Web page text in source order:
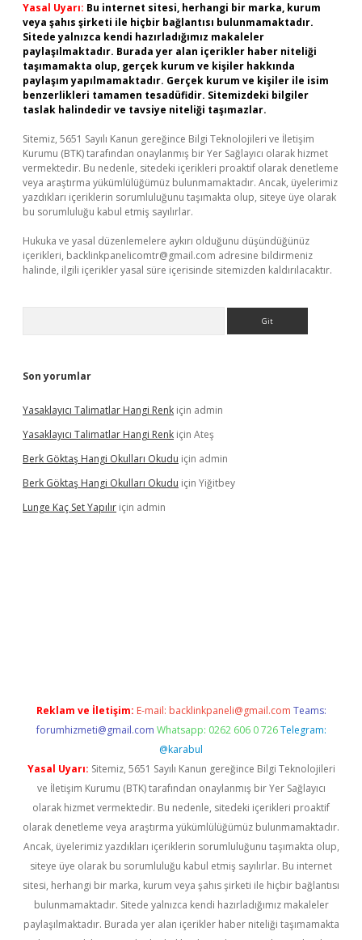
Yasal Uyarı: Bu internet sitesi, herhangi bir marka, kurum
veya şahıs şirketi ile hiçbir bağlantısı bulunmamaktadır.
Sitede yalnızca kendi hazırladığımız makaleler
paylaşılmaktadır. Burada yer alan içerikler haber niteliği
taşımamakta olup, gerçek kurum ve kişiler hakkında
paylaşım yapılmamaktadır. Gerçek kurum ve kişiler ile isim
benzerlikleri tamamen tesadüfidir. Sitemizdeki bilgiler
taslak halindedir ve tavsiye niteliği taşımazlar.
Sitemiz, 5651 Sayılı Kanun gereğince Bilgi Teknolojileri ve İletişim
Kurumu (BTK) tarafından onaylanmış bir Yer Sağlayıcı olarak hizmet
vermektedir. Bu nedenle, sitedeki içerikleri proaktif olarak denetleme
veya araştırma yükümlülüğümüz bulunmamaktadır. Ancak, üyelerimiz
yazdıkları içeriklerin sorumluluğunu taşımakta olup, siteye üye olarak
bu sorumluluğu kabul etmiş sayılırlar.
Hukuka ve yasal düzenlemelere aykırı olduğunu düşündüğünüz
içerikleri, backlinkpanelicomtr@gmail.com adresine bildirmeniz
halinde, ilgili içerikler yasal süre içerisinde sitemizden kaldırılacaktır.
Son yorumlar
Yasaklayıcı Talimatlar Hangi Renk için admin
Yasaklayıcı Talimatlar Hangi Renk için Ateş
Berk Göktaş Hangi Okulları Okudu için admin
Berk Göktaş Hangi Okulları Okudu için Yiğitbey
Lunge Kaç Set Yapılır için admin
Reklam ve İletişim: E-mail: backlinkpaneli@gmail.com Teams:
forumhizmeti@gmail.com Whatsapp: 0262 606 0 726 Telegram:
@karabul
Yasal Uyarı: Sitemiz, 5651 Sayılı Kanun gereğince Bilgi Teknolojileri
ve İletişim Kurumu (BTK) tarafından onaylanmış bir Yer Sağlayıcı
olarak hizmet vermektedir. Bu nedenle, sitedeki içerikleri proaktif
olarak denetleme veya araştırma yükümlülüğümüz bulunmamaktadır.
Ancak, üyelerimiz yazdıkları içeriklerin sorumluluğunu taşımakta olup,
siteye üye olarak bu sorumluluğu kabul etmiş sayılırlar. Bu internet
sitesi, herhangi bir marka, kurum veya şahıs şirketi ile hiçbir bağlantısı
bulunmamaktadır. Sitede yalnızca kendi hazırladığımız makaleler
paylaşılmaktadır. Burada yer alan içerikler haber niteliği taşımamakta